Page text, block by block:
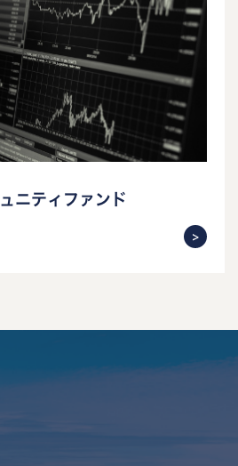
ニティファンド